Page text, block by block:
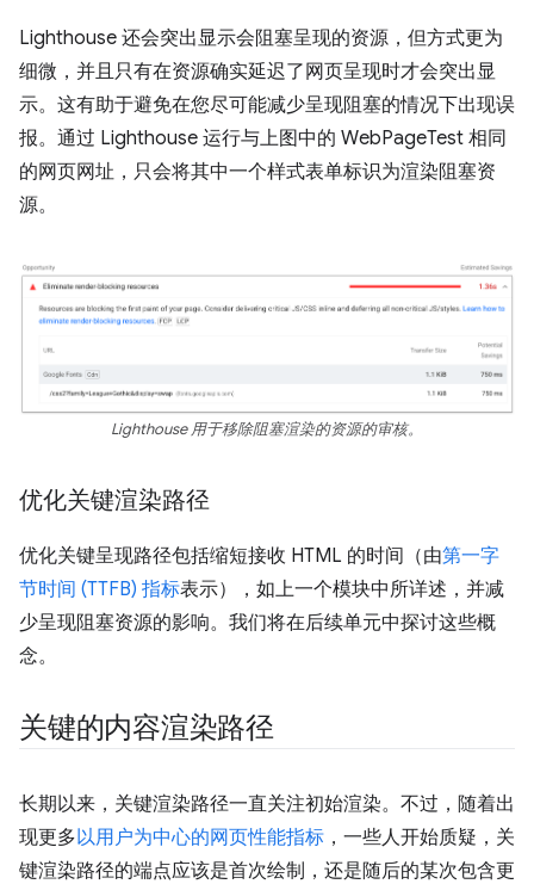
Lighthouse 还会突出显示会阻塞呈现的资源，但方式更为
细微，并且只有在资源确实延迟了网页呈现时才会突出显
示。这有助于避免在您尽可能减少呈现阻塞的情况下出现误
报。通过 Lighthouse 运行与上图中的 WebPageTest 相同
的网页网址，只会将其中一个样式表单标识为渲染阻塞资
源。
Lighthouse 用于移除阻塞渲染的资源的审核。
优化关键渲染路径
优化关键呈现路径包括缩短接收 HTML 的时间（由第一字
节时间 (TTFB) 指标表示），如上一个模块中所详述，并减
少呈现阻塞资源的影响。我们将在后续单元中探讨这些概
念。
关键的内容渲染路径
长期以来，关键渲染路径一直关注初始渲染。不过，随着出
现更多以用户为中心的网页性能指标 ，一些人开始质疑，关
键渲染路径的端点应该是首次绘制，还是随后的某次包含更